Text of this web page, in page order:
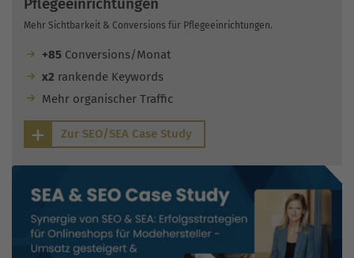
Mehr Sichtbarkeit & Conversions für Pflegeeinrichtungen.
+85Conversions/Monat
x2 rankende Keywords
Mehr organischer Traffic
Zur SEO/SEA Case Study